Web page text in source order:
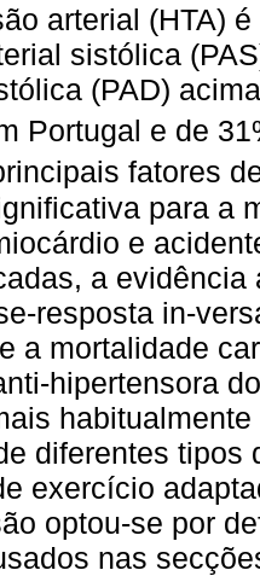
arterial (HTA)
sistólica
(PAD)
Portugal e de
fatores
para a
e
a
resposta in-
a mortalidade
hipertensora
diferentes tipos
exercício
optou-se por
nas